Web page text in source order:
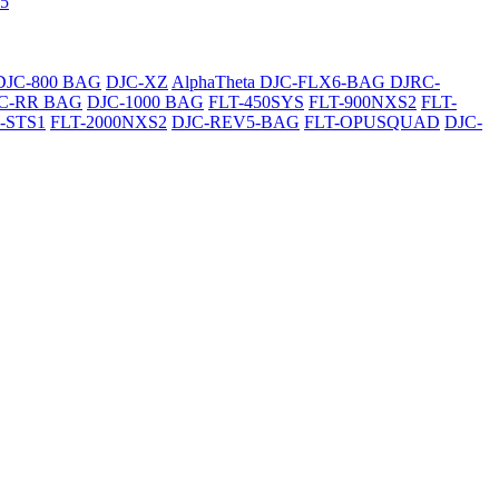
800 BAG DJC-XZ AlphaTheta DJC-FLX6-BAG DJRC-
RR BAG DJC-1000 BAG FLT-450SYS FLT-900NXS2 FLT-
FLT-2000NXS2 DJC-REV5-BAG FLT-OPUSQUAD DJC-